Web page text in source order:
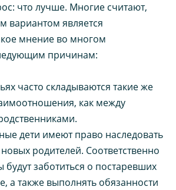
что лучше. Многие считают,
вариантом является
мнение во многом
причинам:
часто складываются такие же
как между
дети имеют право наследовать
родителей. Соответственно
заботиться о постаревших
а также выполнять обязанности